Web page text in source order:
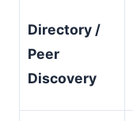
Directory /
Peer
Discovery